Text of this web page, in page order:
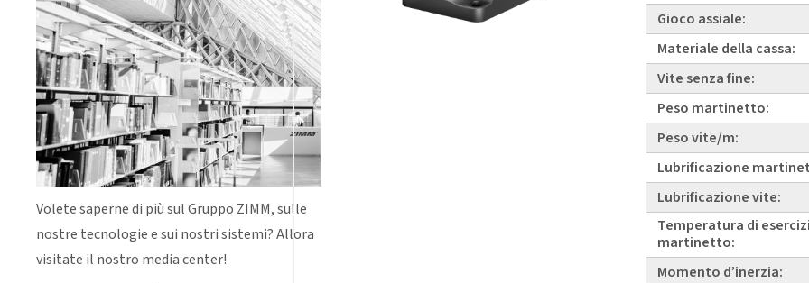
Volete saperne di più sul Gruppo ZIMM, sulle
nostre tecnologie e sui nostri sistemi? Allora
visitate il nostro media center!
Gioco assiale:
Materiale della cassa:
Vite senza fine:
Peso martinetto:
Peso vite/m:
Lubrificazione
Lubrificazione vite:
Temperatura di
martinetto:
Momento d’inerzia: